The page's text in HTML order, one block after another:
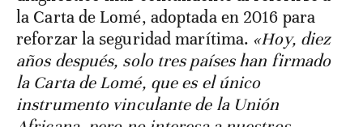
la Carta de Lomé, adoptada en 2016 para
reforzar la seguridad marítima. «Hoy, diez
años después, solo tres países han firmado
la Carta de Lomé, que es el único
instrumento vinculante de la Unión